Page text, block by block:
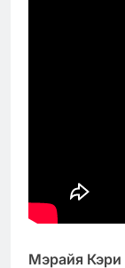
Мэрайя Кэри